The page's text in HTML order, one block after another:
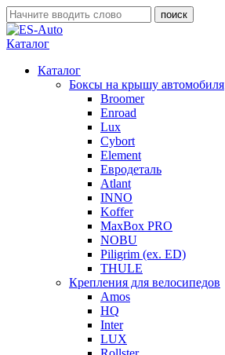
Каталог
Каталог
Боксы на крышу автомобиля
Broomer
Enroad
Lux
Cybort
Element
Евродеталь
Atlant
INNO
Koffer
MaxBox PRO
NOBU
Piligrim (ex. ED)
THULE
Крепления для велосипедов
Amos
HQ
Inter
LUX